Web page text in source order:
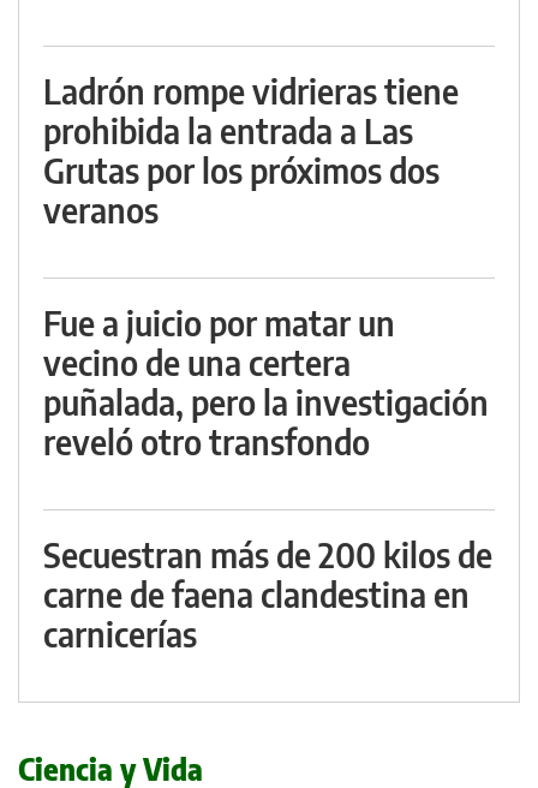
Ladrón rompe vidrieras tiene
prohibida la entrada a Las
Grutas por los próximos dos
veranos
Fue a juicio por matar un
vecino de una certera
puñalada, pero la investigación
reveló otro transfondo
Secuestran más de 200 kilos de
carne de faena clandestina en
carnicerías
Ciencia y Vida